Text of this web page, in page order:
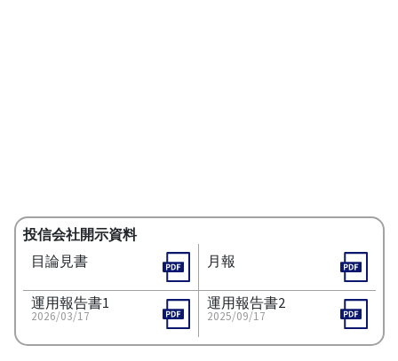
投信会社開示資料
目論見書
月報
運用報告書1
2026/03/17
運用報告書2
2025/09/17